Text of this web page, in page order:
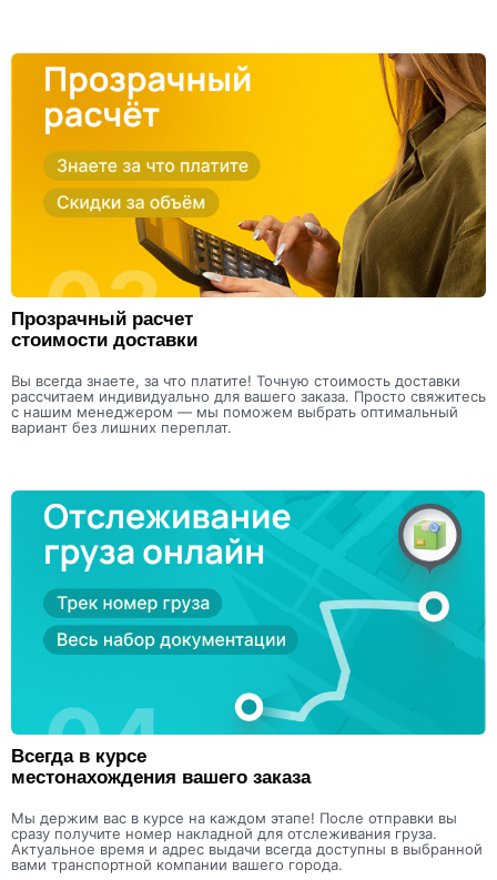
Прозрачный расчет
стоимости доставки
Вы всегда знаете, за что платите! Точную стоимость доставки
рассчитаем индивидуально для вашего заказа. Просто свяжитесь
с нашим менеджером — мы поможем выбрать оптимальный
вариант без лишних переплат.
Всегда в курсе
местонахождения вашего заказа
Мы держим вас в курсе на каждом этапе! После отправки вы
сразу получите номер накладной для отслеживания груза.
Актуальное время и адрес выдачи всегда доступны в выбранной
вами транспортной компании вашего города.